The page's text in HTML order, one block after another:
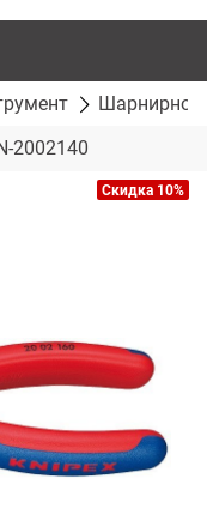
Шарнирно-
2002140
Скидка 10%